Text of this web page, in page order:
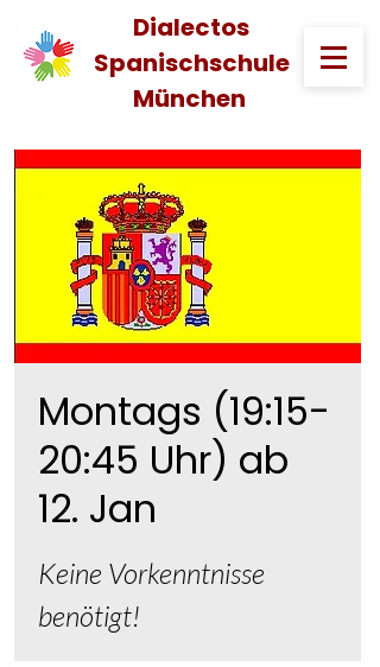
Dialectos
Spanischschule
München
Montags (19:15-
20:45 Uhr) ab
12. Jan
Keine Vorkenntnisse
benötigt!